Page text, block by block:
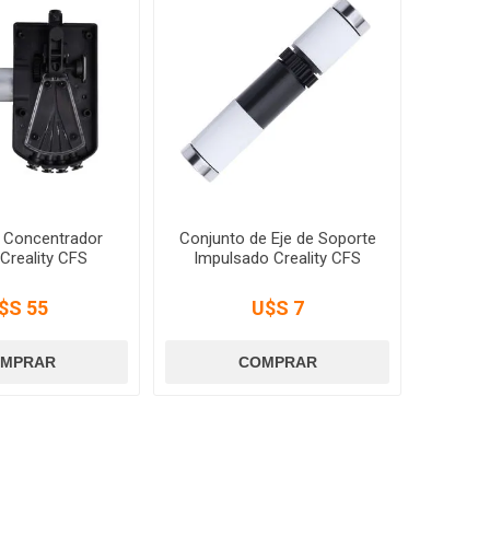
Concentrador
CFS
55
Conjunto de Eje de Soporte
Impulsado Creality CFS
U$S 7